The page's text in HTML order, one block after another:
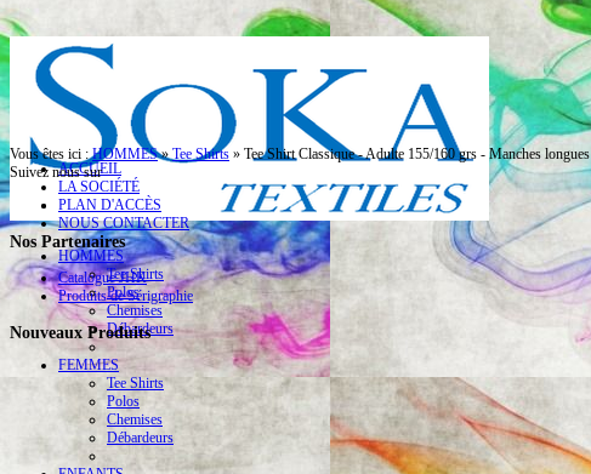
ACCUEIL
LA SOCIÉTÉ
PLAN D'ACCÈS
NOUS CONTACTER
HOMMES
Tee Shirts
Polos
Chemises
Débardeurs
FEMMES
Tee Shirts
Polos
Chemises
Débardeurs
Vous êtes ici :HOMMES»Tee Shirts » Tee Shirt Classique - Adulte 155/160 grs - Manches longues
Suivez nous sur
Nos Partenaires
Catalogue JHK
Produits de Sérigraphie
Nouveaux Produits